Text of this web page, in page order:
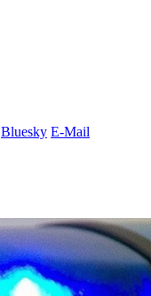
Bluesky E-Mail